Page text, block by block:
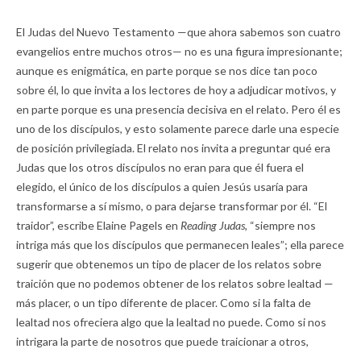
El Judas del Nuevo Testamento —que ahora sabemos son cuatro
evangelios entre muchos otros— no es una figura impresionante;
aunque es enigmática, en parte porque se nos dice tan poco
sobre él, lo que invita a los lectores de hoy a adjudicar motivos, y
en parte porque es una presencia decisiva en el relato. Pero él es
uno de los discípulos, y esto solamente parece darle una especie
de posición privilegiada. El relato nos invita a preguntar qué era
Judas que los otros discípulos no eran para que él fuera el
elegido, el único de los discípulos a quien Jesús usaría para
transformarse a sí mismo, o para dejarse transformar por él. “El
traidor”, escribe Elaine Pagels en Reading Judas, “siempre nos
intriga más que los discípulos que permanecen leales”; ella parece
sugerir que obtenemos un tipo de placer de los relatos sobre
traición que no podemos obtener de los relatos sobre lealtad —
más placer, o un tipo diferente de placer. Como si la falta de
lealtad nos ofreciera algo que la lealtad no puede. Como si nos
intrigara la parte de nosotros que puede traicionar a otros,